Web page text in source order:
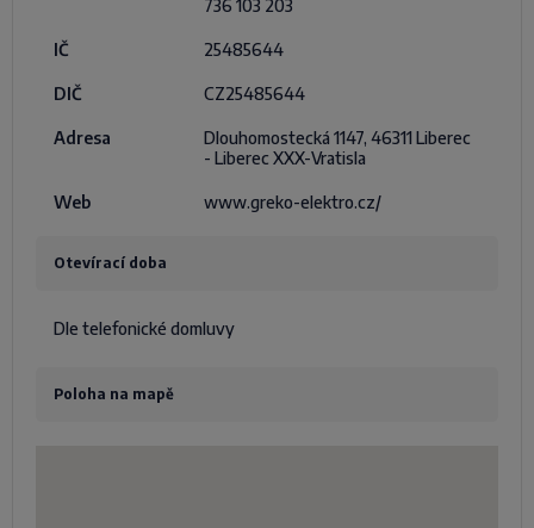
736 103 203
IČ 25485644
DIČ CZ25485644
Adresa
Dlouhomostecká 1147, 46311 Liberec
- Liberec XXX-Vratisla
Web www.greko-elektro.cz/
Otevírací doba
Dle telefonické domluvy
Poloha na mapě